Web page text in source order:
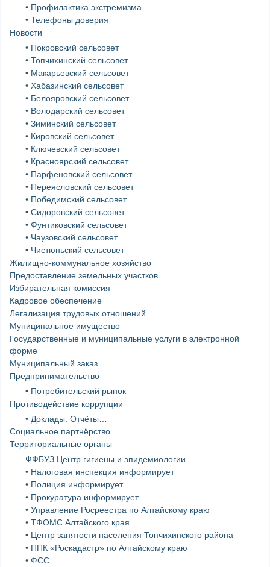
• Профилактика экстремизма
• Телефоны доверия
Новости
• Покровский сельсовет
• Топчихинский сельсовет
• Макарьевский сельсовет
• Хабазинский сельсовет
• Белояровский сельсовет
• Володарский сельсовет
• Зиминский сельсовет
• Кировский сельсовет
• Ключевский сельсовет
• Красноярский сельсовет
• Парфёновский сельсовет
• Переясловский сельсовет
• Победимский сельсовет
• Сидоровский сельсовет
• Фунтиковский сельсовет
• Чаузовский сельсовет
• Чистюньский сельсовет
Жилищно-коммунальное хозяйство
Предоставление земельных участков
Избирательная комиссия
Кадровое обеспечение
Легализация трудовых отношений
Муниципальное имущество
Государственные и муниципальные услуги в электронной
форме
Муниципальный заказ
Предпринимательство
• Потребительский рынок
Противодействие коррупции
• Доклады. Отчёты…
Социальное партнёрство
Территориальные органы
ФФБУЗ Центр гигиены и эпидемиологии
• Налоговая инспекция информирует
• Полиция информирует
• Прокуратура информирует
• Управление Росреестра по Алтайскому краю
• ТФОМС Алтайского края
• Центр занятости населения Топчихинского района
• ППК «Роскадастр» по Алтайскому краю
• ФСС